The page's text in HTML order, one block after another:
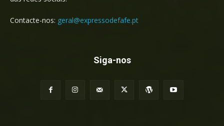
Contacte-nos: geral@expressodefafe.pt
Siga-nos